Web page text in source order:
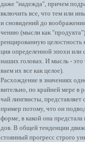
даже "надежда", причем
включить все, что тем или
и сновидений до
чению (мысли как
ренцированную целостность
ция определенной эпохи или
наших головах. И мысль - это
ваем их все как целое).
Расхождение в значениях
вительно, по крайней мере в
чай лингвисты,
пример потому, что он
форме, в какой она
дов. В общей тенденции
стоянный прогресс строго